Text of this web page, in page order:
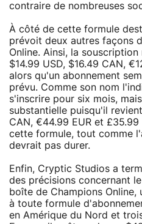
contraire de nombreuses
À côté de cette formule
prévoit deux autres façons
Online. Ainsi, la
$14.99 USD, $16.49 CAN,
alors qu'un abonnement
prévu. Comme son nom
s'inscrire pour six mois,
substantielle puisqu'il
CAN, €44.99 EUR et
cette formule, tout comme
devrait pas durer.
Enfin, Cryptic Studios a
des précisions concernant
boîte de Champions Online,
à toute formule
en Amérique du Nord et